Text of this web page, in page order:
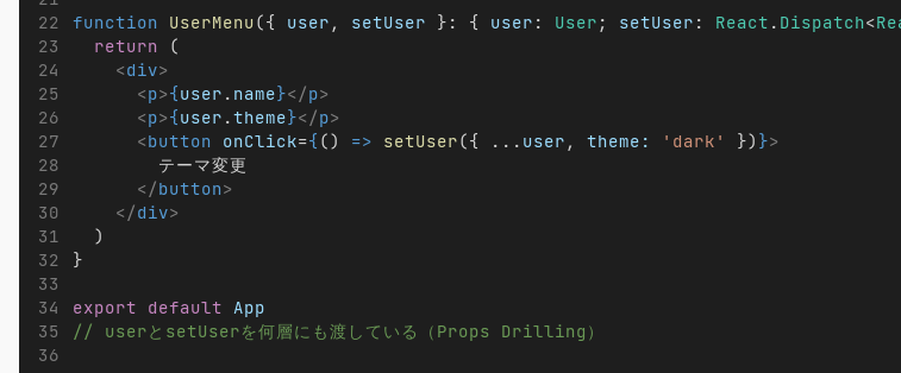
function UserMenu({ user , setUser }: { user : User ; setUser : React . Dispatch<
return (
<div>
<p>{user . name}</p>
<p>{user .theme}</p>
<button onClick={ () => setUser({ ... user , theme: 'dark' }) }>
        テーマ変更
</button>
</div>
  )
}
export default
App
// userとsetUserを何層にも渡している（Props Drilling）